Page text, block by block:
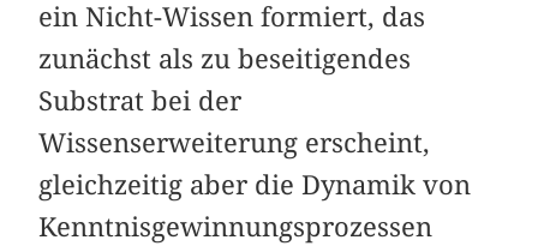
ein Nicht-Wissen formiert, das
zunächst als zu beseitigendes
Substrat bei der
Wissenserweiterung erscheint,
gleichzeitig aber die Dynamik von
Kenntnisgewinnungsprozessen